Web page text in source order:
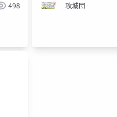
498 攻城団